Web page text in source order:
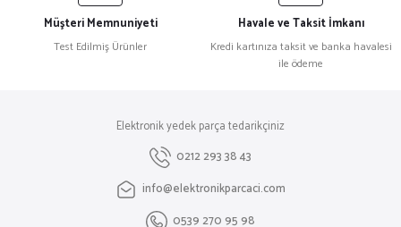
Ürün fiyatı diğer sitelerden daha pahalı.
Bu ürüne benzer farklı alternatifler olmalı.
Gönder
Müşteri Memnuniyeti
Test Edilmiş Ürünler
Havale ve Taksit İmkanı
Kredi kartınıza taksit ve banka havalesi
ile ödeme
Elektronik yedek parça tedarikçiniz
0212 293 38 43
info@elektronikparcaci.com
0539 270 95 98